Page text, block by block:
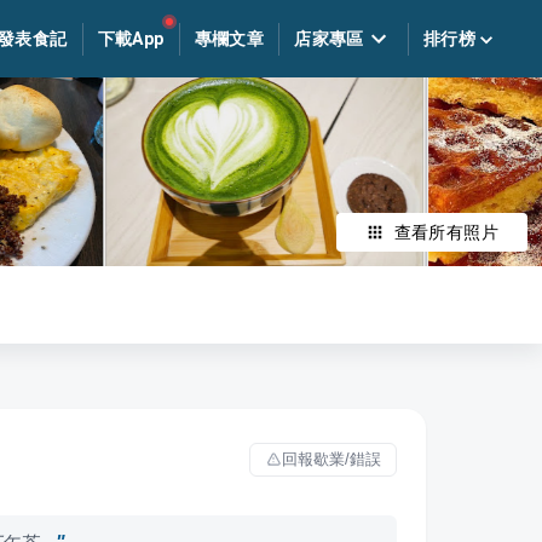
表食記 下載App 專欄文章 店家專區 排行榜
查看所有照片
回報歇業/錯誤